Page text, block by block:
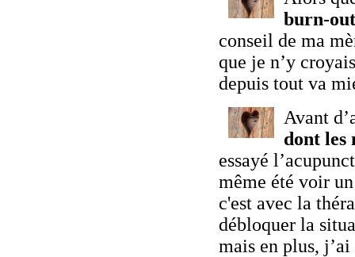
burn-out
conseil de ma
que je n’y
depuis tout va
Avant
dont les
essayé
même été voir
c'est avec la
débloquer la
mais en plus,